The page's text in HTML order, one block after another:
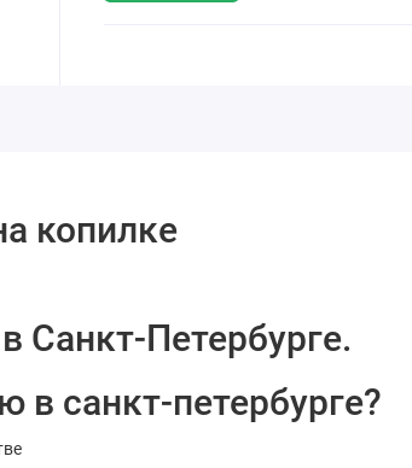
копилке
Санкт-Петербурге.
в санкт-петербурге?